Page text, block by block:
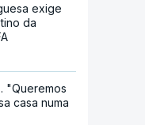
exige
da
"Queremos
casa numa